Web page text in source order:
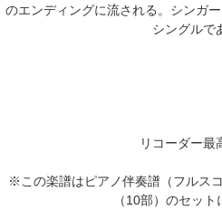
のエンディングに流される。シンガ
シングルで
リコーダー最
※この楽譜はピアノ伴奏譜（フルス
（10部）のセット